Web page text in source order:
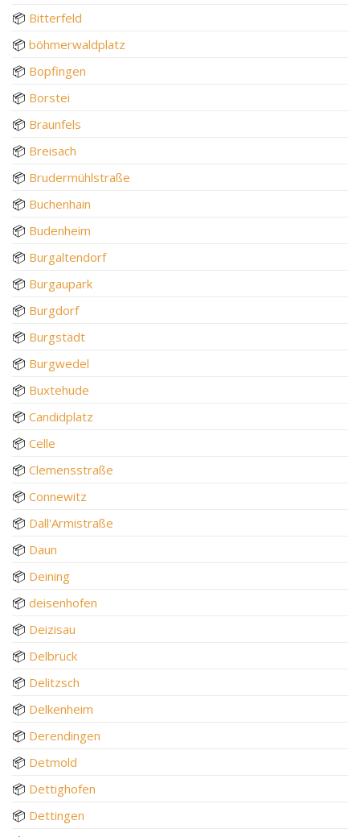
📦 Bitterfeld
📦 böhmerwaldplatz
📦 Bopfingen
📦 Borstei
📦 Braunfels
📦 Breisach
📦 Brudermühlstraße
📦 Buchenhain
📦 Budenheim
📦 Burgaltendorf
📦 Burgaupark
📦 Burgdorf
📦 Burgstädt
📦 Burgwedel
📦 Buxtehude
📦 Candidplatz
📦 Celle
📦 Clemensstraße
📦 Connewitz
📦 Dall'Armistraße
📦 Daun
📦 Deining
📦 deisenhofen
📦 Deizisau
📦 Delbrück
📦 Delitzsch
📦 Delkenheim
📦 Derendingen
📦 Detmold
📦 Dettighofen
📦 Dettingen